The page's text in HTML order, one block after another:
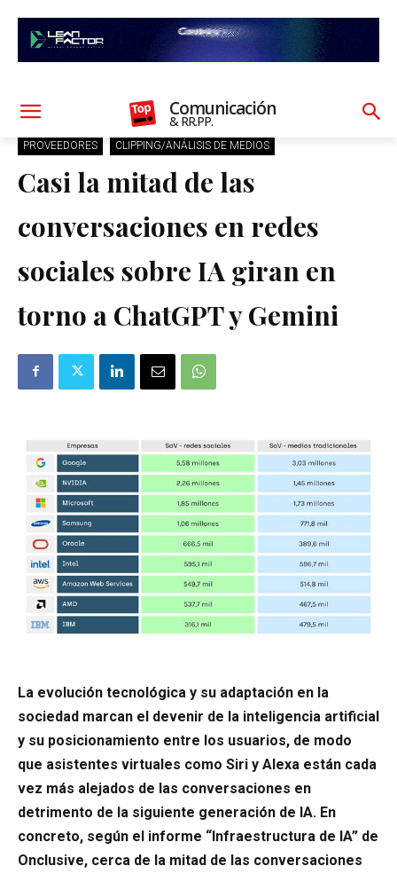
Comunicación
& RR.PP.
PROVEEDORES CLIPPING/ANÁLISIS DE MEDIOS
Casi la mitad de las
conversaciones en redes
sociales sobre IA giran en
torno a ChatGPT y Gemini
La evolución tecnológica y su adaptación en la
sociedad marcan el devenir de la inteligencia artificial
y su posicionamiento entre los usuarios, de modo
que asistentes virtuales como Siri y Alexa están cada
vez más alejados de las conversaciones en
detrimento de la siguiente generación de IA. En
concreto, según el informe “Infraestructura de IA” de
Onclusive, cerca de la mitad de las conversaciones